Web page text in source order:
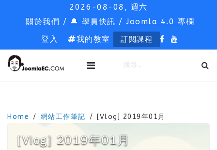
2026-08-08, 週六
關於我們 / 🔔 學員快訊 /Joomla 4.0 專欄
登入
我的教室 訂閱課程
Home 網站工作筆記 [Vlog] 2019年01月
[Vlog] 2019年01月